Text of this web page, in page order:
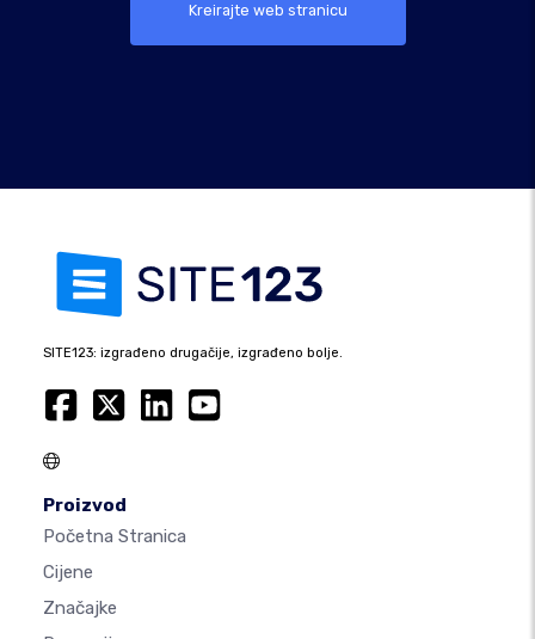
Kreirajte web stranicu
SITE123: izgrađeno drugačije, izgrađeno bolje.
Proizvod
Početna Stranica
Cijene
Značajke